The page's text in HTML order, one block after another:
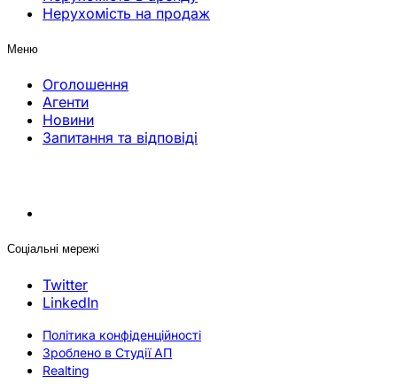
Нерухомість на продаж
Меню
Оголошення
Агенти
Новини
Запитання та відповіді
Соціальні мережі
Twitter
LinkedIn
Політика конфіденційності
Зроблено в Студії АП
Realting